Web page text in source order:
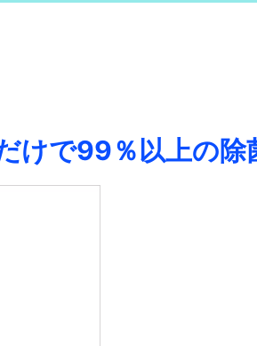
けで99％以上の